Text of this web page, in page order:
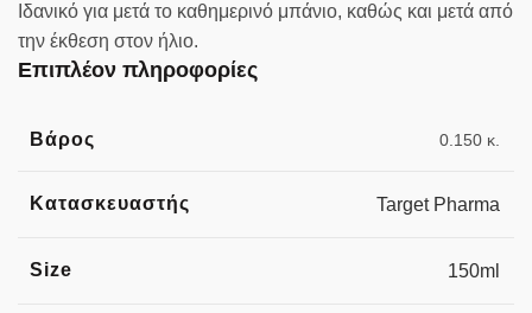
Ιδανικό για μετά το καθημερινό μπάνιο, καθώς και μετά από
την έκθεση στον ήλιο.
Επιπλέον πληροφορίες
Βάρος 0.150 κ.
Κατασκευαστής Target Pharma
Size 150ml